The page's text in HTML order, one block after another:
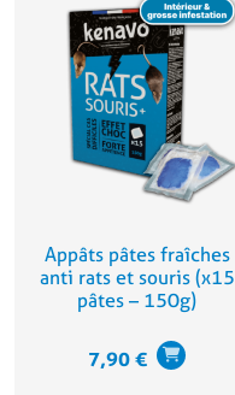
Appâts pâtes fraîches
anti rats et souris (x15
pâtes – 150g)
7,90€